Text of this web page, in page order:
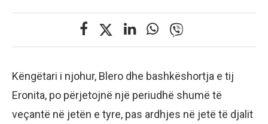
Këngëtari i njohur, Blero dhe bashkëshortja e tij
Eronita, po përjetojnë një periudhë shumë të
veçantë në jetën e tyre, pas ardhjes në jetë të djalit